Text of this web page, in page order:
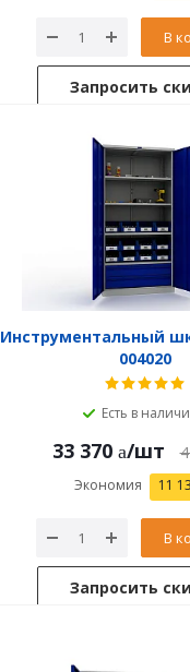
В
Запросить
Инструментальный
004020
Есть в
33 370 /шт
Экономия 11
В
Запросить